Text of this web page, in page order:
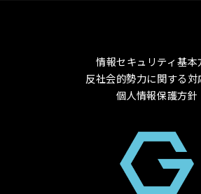
情報セキュリティ基本
反社会的勢力に関する対
個人情報保護方針